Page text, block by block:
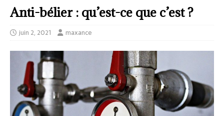
Anti-bélier : qu’est-ce que c’est ?
juin 2, 2021 maxance